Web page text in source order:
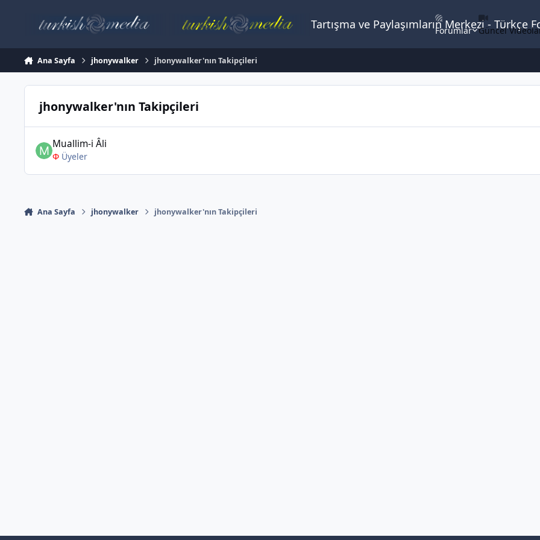
Tartışma ve Paylaşımların Merkezi -
Forumlar Güncel
Ana Sayfa jhonywalker jhonywalker'nın Takipçileri
jhonywalker'nın Takipçileri
Muallim-i Âli
Φ Üyeler
Ana Sayfa jhonywalker jhonywalker'nın Takipçileri